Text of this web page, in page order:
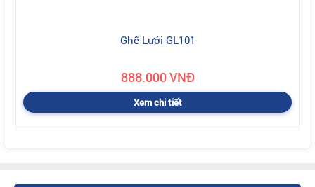
Ghế Lưới GL101
888.000 VNĐ
Xem chi tiết